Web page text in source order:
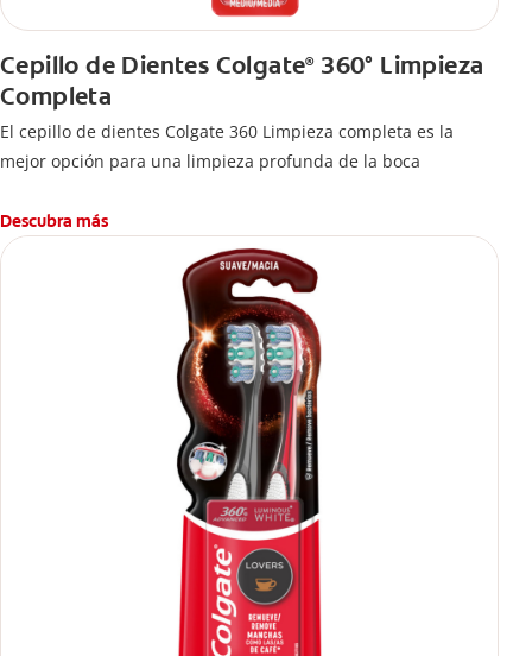
Cepillo de Dientes Colgate®360° Limpieza
Completa
El cepillo de dientes Colgate 360 Limpieza completa es la
mejor opción para una limpieza profunda de la boca
Descubra más